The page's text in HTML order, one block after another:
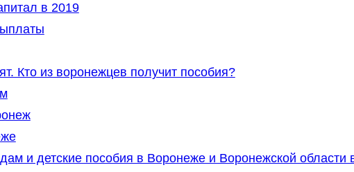
в 2019
Кто из воронежцев получит пособия?
и детские пособия в Воронеже и Воронежской области